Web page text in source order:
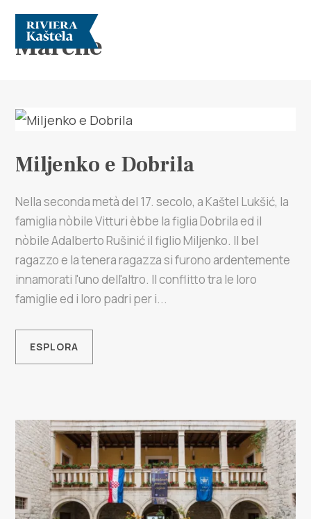
Esplora
Destinazione
Cosa fare
Info
Tourist office
it
+385 21 227 933
Marche
Miljenko e Dobrila
Nella seconda metà del 17. secolo, a Kaštel Lukšić, la
famiglia nòbile Vitturi èbbe la figlia Dobrila ed il
nòbile Adalberto Rušinić il figlio Miljenko. Il bel
ragazzo e la tenera ragazza si furono ardentemente
innamorati l'uno dell'altro. Il conflitto tra le loro
famiglie ed i loro padri per i...
ESPLORA